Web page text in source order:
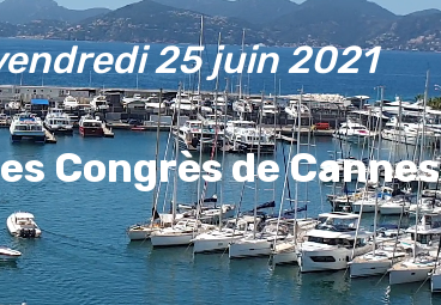
25 juin 2021
Congrès de Cannes